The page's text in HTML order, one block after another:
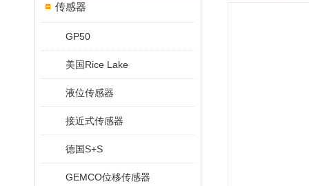
传感器
GP50
美国Rice Lake
液位传感器
接近式传感器
德国S+S
GEMCO位移传感器